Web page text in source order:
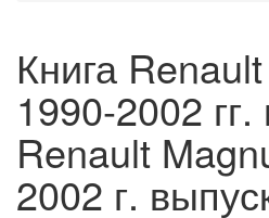
Книга
1990-2002
Renault
2002 г.